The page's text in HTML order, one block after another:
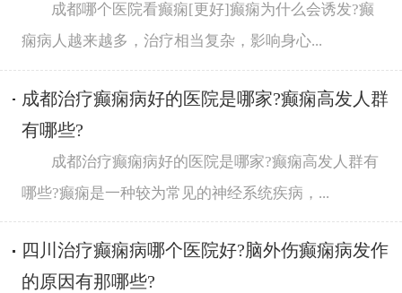
成都哪个医院看癫痫[更好]癫痫为什么会诱发?癫
痫病人越来越多，治疗相当复杂，影响身心...
成都治疗癫痫病好的医院是哪家?癫痫高发人群
有哪些?
成都治疗癫痫病好的医院是哪家?癫痫高发人群有
哪些?癫痫是一种较为常见的神经系统疾病，...
四川治疗癫痫病哪个医院好?脑外伤癫痫病发作
的原因有那哪些?